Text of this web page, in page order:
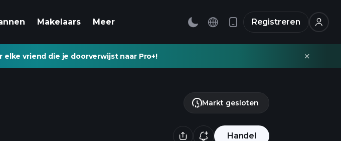
Makelaars Meer Registreren
vriend die je doorverwijst naar Pro+!
Handel
Markt gesloten